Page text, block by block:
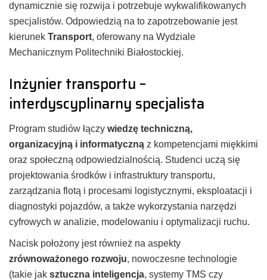
dynamicznie się rozwija i potrzebuje wykwalifikowanych
specjalistów. Odpowiedzią na to zapotrzebowanie jest
kierunek Transport, oferowany na Wydziale
Mechanicznym Politechniki Białostockiej.
Inżynier transportu –
interdyscyplinarny specjalista
Program studiów łączy wiedzę techniczną,
organizacyjną i informatyczną z kompetencjami miękkimi
oraz społeczną odpowiedzialnością. Studenci uczą się
projektowania środków i infrastruktury transportu,
zarządzania flotą i procesami logistycznymi, eksploatacji i
diagnostyki pojazdów, a także wykorzystania narzędzi
cyfrowych w analizie, modelowaniu i optymalizacji ruchu.
Nacisk położony jest również na aspekty
zrównoważonego rozwoju, nowoczesne technologie
(takie jak sztuczna inteligencja, systemy TMS czy